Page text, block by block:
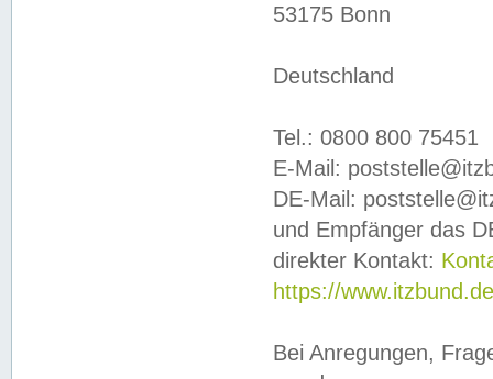
53175 Bonn
Deutschland
Tel.: 0800 800 75451
E-Mail:
DE-Mail:
und Empfänger das
direkter Kontakt:
https://
Bei Anregungen,